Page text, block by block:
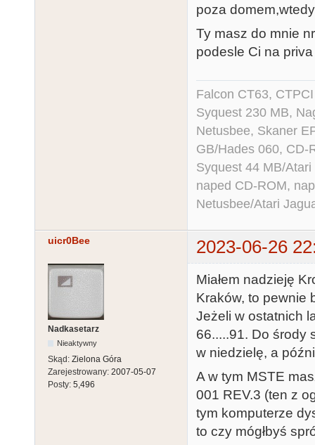
poza
Ty masz do mnie
podesle Ci na
Falcon CT63,
Syquest 230 MB,
Netusbee, Skaner
GB/Hades 060, CD-
Syquest 44 MB/
naped CD-ROM,
Netusbee/Atari
uicr0Bee 2023-06-26
Nadkasetarz
Nieaktywny
Skąd: Zielona Góra
Zarejestrowany: 2007-05-07
Posty: 5,496
Miałem nadzieję
Kraków, to pewnie
Jeżeli w ostatnich
66.....91. Do środy
w niedzielę, a
A w tym MSTE
001 REV.3 (ten z
tym komputerze
to czy mógłbyś